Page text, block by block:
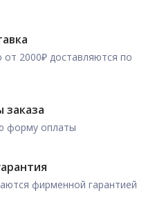
2000₽ доставляются по
заказа
форму оплаты
фирменной гарантией